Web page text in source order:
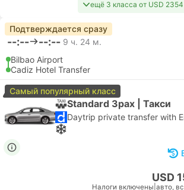
ещё 3 класса от USD 2354
Подтверждается сразу
--:-- --:-- 9 ч. 24 м.
Bilbao Airport
Cadiz Hotel Transfer
Самый популярный класс
Standard 3pax | Такси
USD
Налоги включены авто,